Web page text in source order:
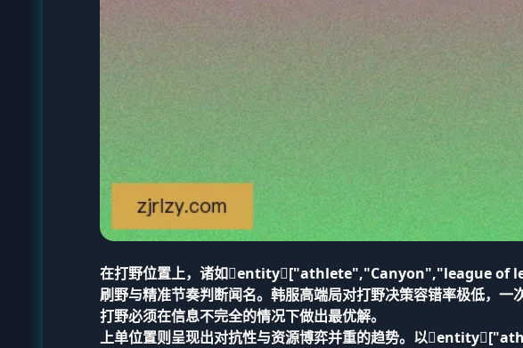
在打野位置上，诸如entity["athlete","Canyon","league of
刷野与精准节奏判断闻名。韩服高端局对打野决策容错率极低，
打野必须在信息不完全的情况下做出最优解。
上单位置则呈现出对抗性与资源博弈并重的趋势。以